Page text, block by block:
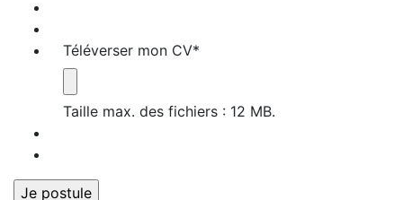
Téléverser mon CV*
Taille max. des fichiers : 12 MB.